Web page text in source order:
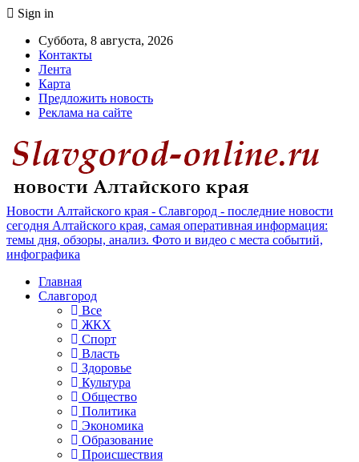
Sign in
Суббота, 8 августа, 2026
Контакты
Лента
Карта
Предложить новость
Реклама на сайте
Новости Алтайского края - Славгород - последние новости
сегодня Алтайского края, самая оперативная информация:
темы дня, обзоры, анализ. Фото и видео с места событий,
инфографика
Главная
Славгород
Все
ЖКХ
Спорт
Власть
Здоровье
Культура
Общество
Политика
Экономика
Образование
Происшествия